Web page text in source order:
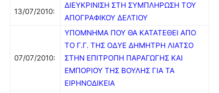
13/07/2010:
ΔΙΕΥΚΡΙΝΙΣΗ ΣΤΗ ΣΥΜΠΛΗΡΩΣΗ ΤΟΥ
ΑΠΟΓΡΑΦΙΚΟΥ ΔΕΛΤΙΟΥ
07/07/2010:
ΥΠΟΜΝΗΜΑ ΠΟΥ ΘΑ ΚΑΤΑΤΕΘΕΙ ΑΠΟ
ΤΟ Γ.Γ. ΤΗΣ ΟΔΥΕ ΔΗΜΗΤΡΗ ΛΙΑΤΣΟ
ΣΤΗΝ ΕΠΙΤΡΟΠΗ ΠΑΡΑΓΩΓΗΣ ΚΑΙ
ΕΜΠΟΡΙΟΥ ΤΗΣ ΒΟΥΛΗΣ ΓΙΑ ΤΑ
ΕΙΡΗΝΟΔΙΚΕΙΑ